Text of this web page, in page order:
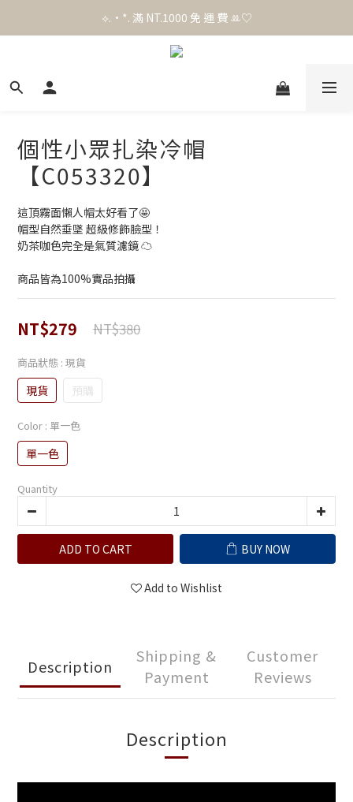
官 網 加 入 會 員 贈 50 元 購 物 金 .ᐟ.ᐟ.ᐟ
⟡.·*. 滿 NT.1000 免 運 費 ꔛ♡
官 網 加 入 會 員 贈 50 元 購 物 金 .ᐟ.ᐟ.ᐟ
個性小眾扎染冷帽
【C053320】
這頂霧面懶人帽太好看了🤩
帽型自然垂墜 超級修飾臉型！
奶茶咖色完全是氣質濾鏡 ☁️
商品皆為100%實品拍攝
NT$279 NT$380
商品狀態 : 現貨
現貨 預購
Color : 單一色
單一色
Quantity
ADD TO CART BUY NOW
Add to Wishlist
Description
Shipping &
Payment
Customer
Reviews
Description